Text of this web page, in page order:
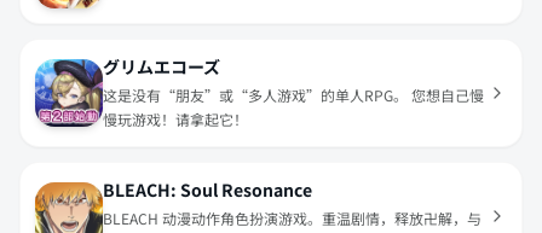
グリムエコーズ
这是没有“朋友”或“多人游戏”的单人RPG。 您想自己慢
慢玩游戏！请拿起它！
BLEACH: Soul Resonance
BLEACH 动漫动作角色扮演游戏。重温剧情，释放卍解，与